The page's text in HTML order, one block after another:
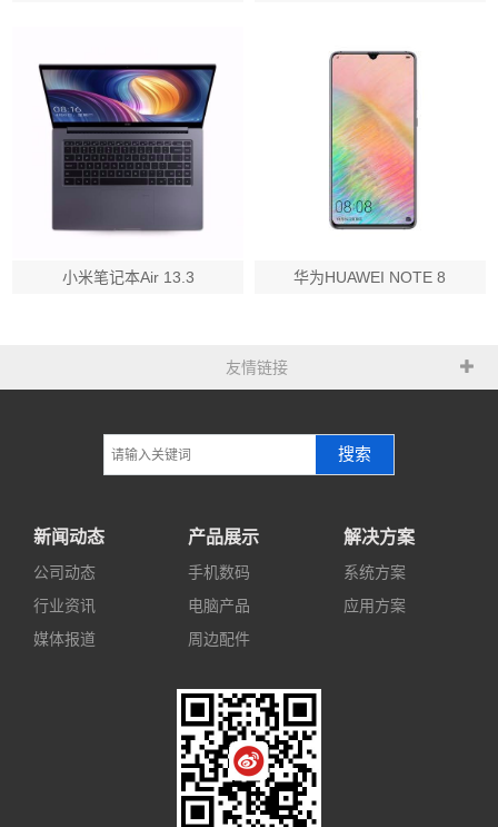
小米笔记本Air 13.3 华为HUAWEI NOTE 8
友情链接
搜索
新闻动态
公司动态
行业资讯
媒体报道
产品展示
手机数码
电脑产品
周边配件
解决方案
系统方案
应用方案